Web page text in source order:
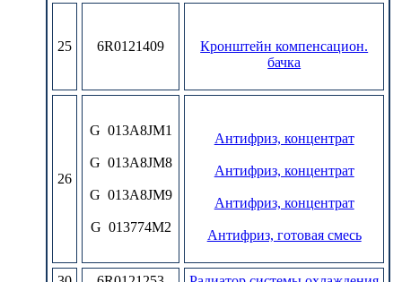
25 6R0121409
Кронштейн компенсацион.
бачка
26
G 013A8JM1
G 013A8JM8
G 013A8JM9
G 013774M2
Антифриз, концентрат
Антифриз, концентрат
Антифриз, концентрат
Антифриз, готовая смесь